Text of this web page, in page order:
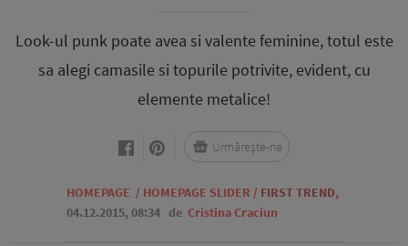
Look-ul punk poate avea si valente feminine, totul este
sa alegi camasile si topurile potrivite, evident, cu
elemente metalice!
HOMEPAGE / HOMEPAGE SLIDER / FIRST TREND,
04.12.2015, 08:34 de Cristina Craciun
Urmărește-ne